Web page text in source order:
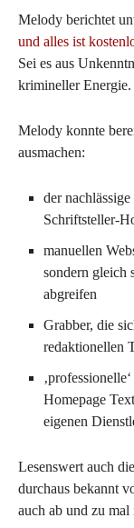
Melody berichtet
und alles ist
Sei es aus
krimineller Energie.
Melody konnte
ausmachen:
der
Schriftsteller-
manuellen
sondern gleich
abgreifen
Grabber, die
redaktionellen
Homepage
eigenen
Lesenswert auch
durchaus bekannt
auch ab und zu